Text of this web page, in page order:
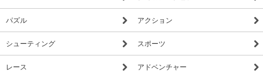
パズル アクション
シューティング スポーツ
レース アドベンチャー